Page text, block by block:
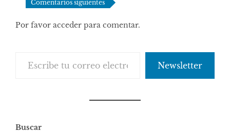
Comentarios siguientes
Por favor acceder para comentar.
Newsletter
Buscar